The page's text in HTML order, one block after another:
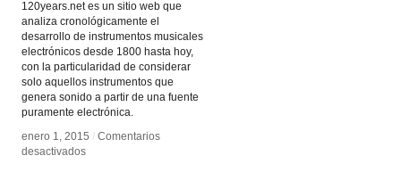
120years.net es un sitio web que
analiza cronológicamente el
desarrollo de instrumentos musicales
electrónicos desde 1800 hasta hoy,
con la particularidad de considerar
solo aquellos instrumentos que
genera sonido a partir de una fuente
puramente electrónica.
enero 1, 2015 / Comentarios
desactivadosen
enero 1, 2015 / Comentarios
desactivadosen